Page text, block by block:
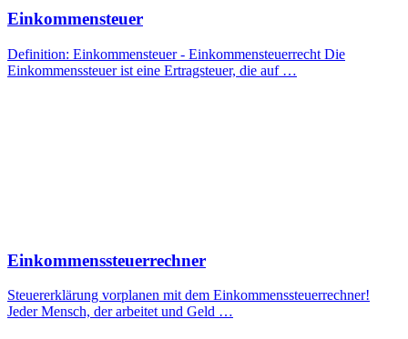
Einkommensteuer
Definition: Einkommensteuer - Einkommensteuerrecht Die
Einkommenssteuer ist eine Ertragsteuer, die auf …
Einkommenssteuerrechner
Steuererklärung vorplanen mit dem Einkommenssteuerrechner!
Jeder Mensch, der arbeitet und Geld …